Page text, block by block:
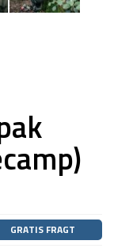
GRATIS FRAGT